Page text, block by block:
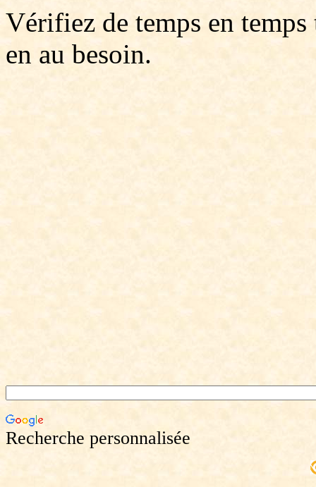
Vérifiez de temps en
en au besoin.
Recherche personnalisée